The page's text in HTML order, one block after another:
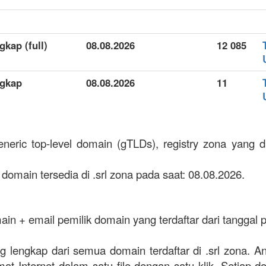
(full) 08.08.2026 12 085
08.08.2026 11
top-level domain (gTLDs), registry zona yang
tersedia di .srl zona pada saat: 08.08.2026.
+ email pemilik domain yang terdaftar dari tanggal
lengkap dari semua domain terdaftar di .srl zona.